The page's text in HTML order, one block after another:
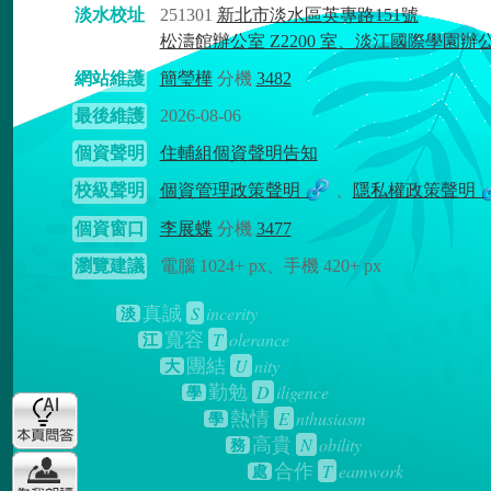
淡水校址 251301 新北市淡水區英專路151號
松濤館辦公室 Z2200 室、淡江國際學園辦
網站維護
簡瑩樺分機 3482
最後維護
2026-08-06
個資聲明
住輔組個資聲明告知
校級聲明
個資管理政策聲明 隱私權政策聲明
個資窗口 李展蝶 分機 3477
瀏覽建議
電腦 1024+ px、手機 420+ px
淡 真誠 S incerity
江 寬容 T olerance
大 團結 U nity
學 勤勉 D iligence
學 熱情 E nthusiasm
務 高貴 N obility
處 合作 T eamwork